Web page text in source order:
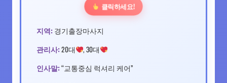
클릭하세요!
지역: 경기출장마사지
관리사: 20대 , 30대
인사말: “교통중심 럭셔리 케어”